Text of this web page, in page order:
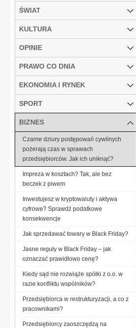
ŚWIAT
KULTURA
OPINIE
PRAWO CO DNIA
EKONOMIA I RYNEK
SPORT
BIZNES
Czarne dziury postępowań cywilnych
pożerają czas w sprawach
przedsiębiorców. Jak ich uniknąć?
Impreza w kosztach? Tak, ale bez
beczek z piwem
Inwestujesz w kryptowaluty i aktywa
cyfrowe? Sprawdź podatkowe
konsekwencje
Jak sprzedawać towary w Black Friday?
Jasne reguły w Black Friday – jak
oznaczać prawidłowo cenę?
Kiedy sąd nie rozwiąże spółki z o.o. w
razie konfliktu wspólników?
Przedsiębiorca w restrukturyzacji, a co z
pracownikami?
Przedsiębiorcy zaoszczędzą na